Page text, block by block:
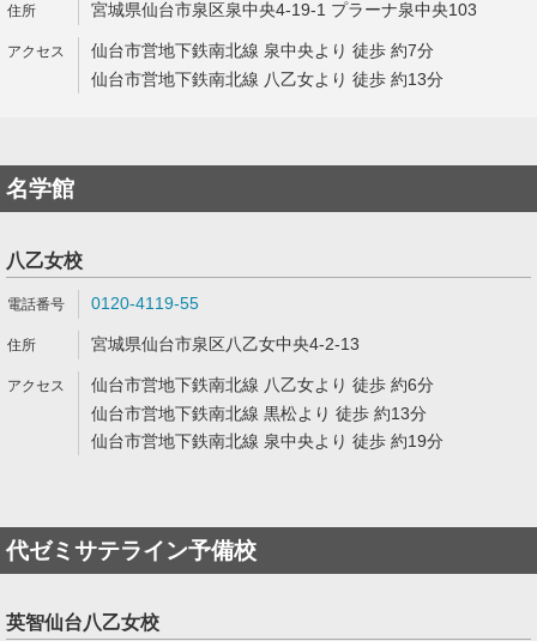
宮城県仙台市泉区泉中央4-19-1 プラーナ泉中央103
仙台市営地下鉄南北線 泉中央より 徒歩 約7分
仙台市営地下鉄南北線 八乙女より 徒歩 約13分
名学館
八乙女校
0120-4119-55
宮城県仙台市泉区八乙女中央4-2-13
仙台市営地下鉄南北線 八乙女より 徒歩 約6分
仙台市営地下鉄南北線 黒松より 徒歩 約13分
仙台市営地下鉄南北線 泉中央より 徒歩 約19分
代ゼミサテライン予備校
英智仙台八乙女校